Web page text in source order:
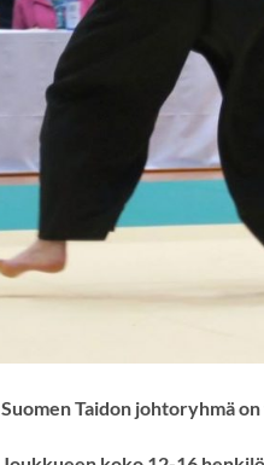
Suomen Taidon johtoryhmä